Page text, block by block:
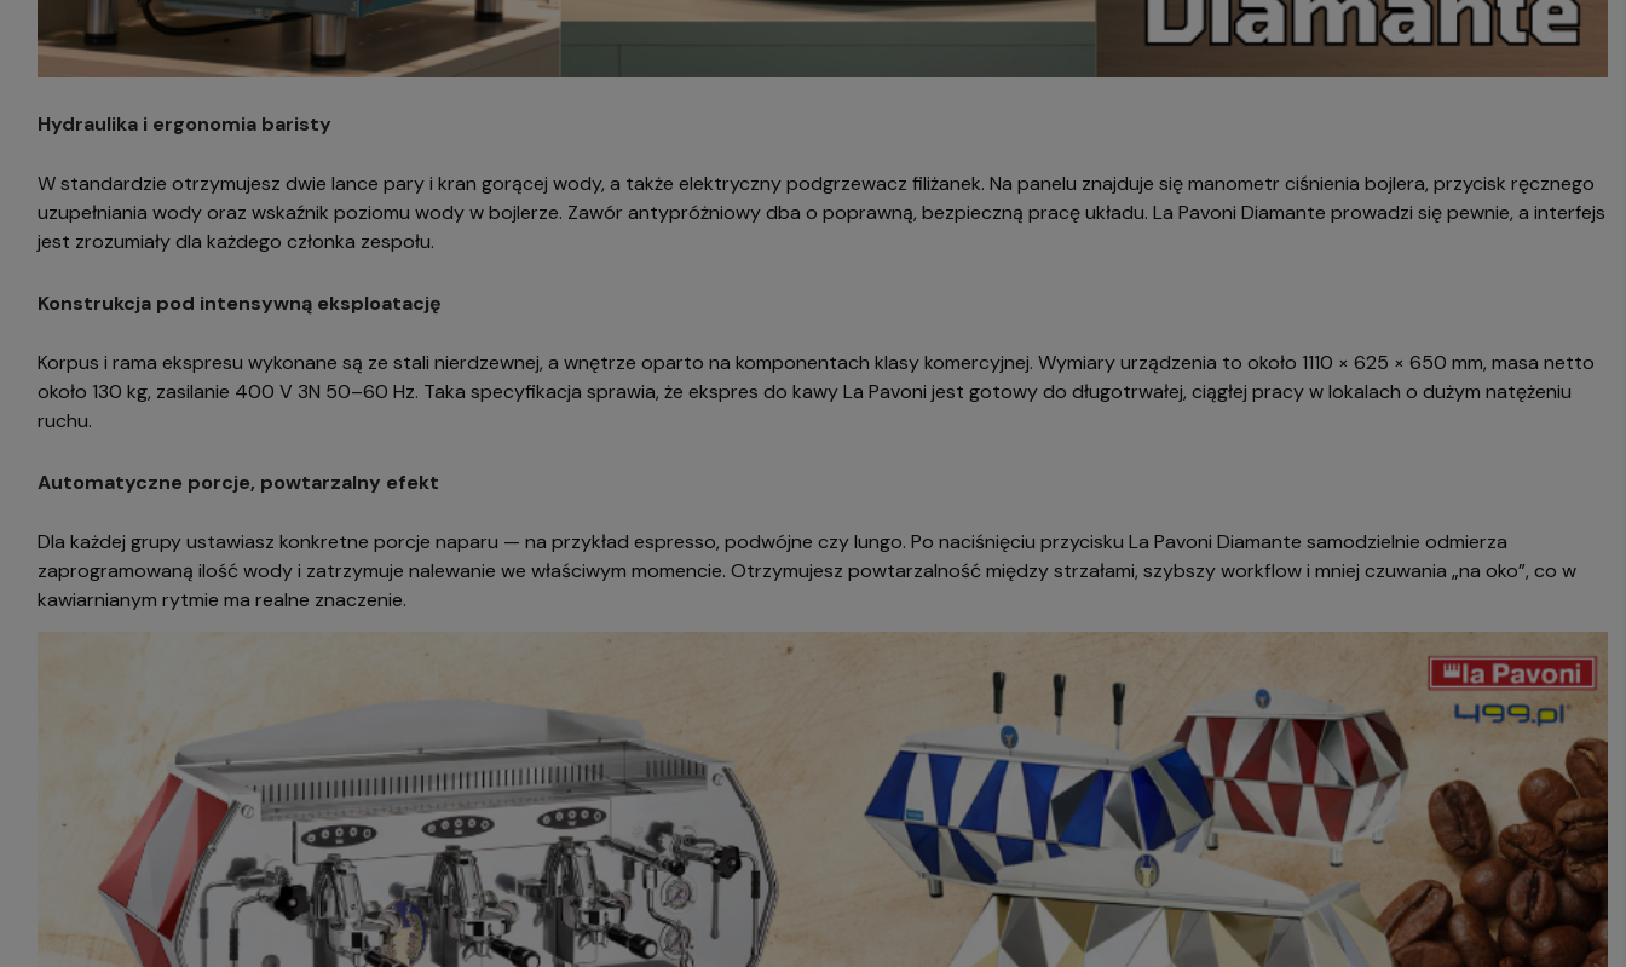
Hydraulika i ergonomia baristy
W standardzie otrzymujesz dwie lance pary i kran gorącej wody, a także elektryczny podgrzewacz filiżanek. Na panelu znajduje się manometr ciśnienia bojlera, przycisk ręcznego
uzupełniania wody oraz wskaźnik poziomu wody w bojlerze. Zawór antypróżniowy dba o poprawną, bezpieczną pracę układu. La Pavoni Diamante prowadzi się pewnie, a interfejs
jest zrozumiały dla każdego członka zespołu.
Konstrukcja pod intensywną eksploatację
Korpus i rama ekspresu wykonane są ze stali nierdzewnej, a wnętrze oparto na komponentach klasy komercyjnej. Wymiary urządzenia to około 1110 × 625 × 650 mm, masa netto
około 130 kg, zasilanie 400 V 3N 50–60 Hz. Taka specyfikacja sprawia, że ekspres do kawy La Pavoni jest gotowy do długotrwałej, ciągłej pracy w lokalach o dużym natężeniu
ruchu.
Automatyczne porcje, powtarzalny efekt
Dla każdej grupy ustawiasz konkretne porcje naparu — na przykład espresso, podwójne czy lungo. Po naciśnięciu przycisku La Pavoni Diamante samodzielnie odmierza
zaprogramowaną ilość wody i zatrzymuje nalewanie we właściwym momencie. Otrzymujesz powtarzalność między strzałami, szybszy workflow i mniej czuwania „na oko”, co w
kawiarnianym rytmie ma realne znaczenie.